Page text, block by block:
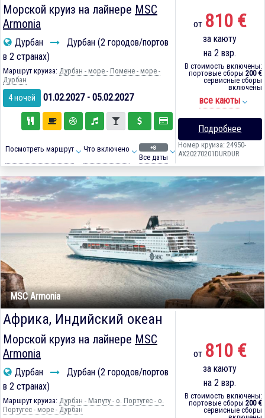
Морской круиз на лайнере MSC
Armonia
Дурбан
Дурбан (2 городов/портов
в 2 странах)
Маршрут круиза: Дурбан - море - Помене - море -
Дурбан
4 ночей 01.02.2027 - 05.02.2027
Посмотреть маршрут Что включено +8
Все даты
от 810 €
за каюту
на 2 взр.
В стоимость включены:
портовые сборы 200 €
сервисные сборы
включены
все каюты
Подробнее
Номер круиза: 24950-
AX20270201DURDUR
MSC Armonia
Африка, Индийский океан
Морской круиз на лайнере MSC
Armonia
Дурбан
Дурбан (2 городов/портов
в 2 странах)
Маршрут круиза: Дурбан - Мапуту - о. Португес - о.
Португес - море - Дурбан
от 810 €
за каюту
на 2 взр.
В стоимость включены:
портовые сборы 200 €
сервисные сборы